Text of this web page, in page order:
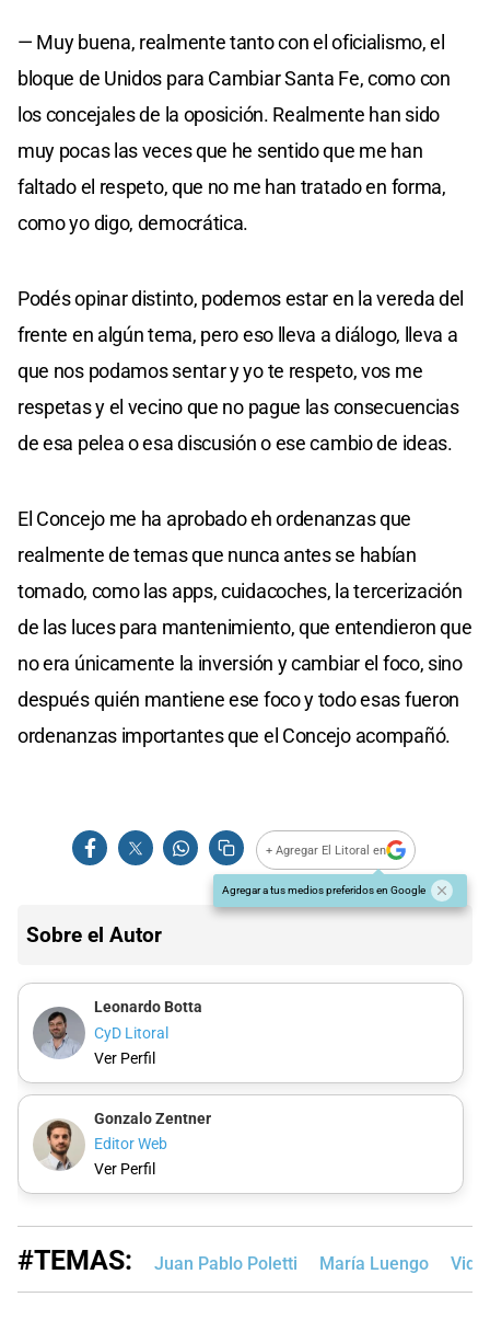
— Muy buena, realmente tanto con el oficialismo, el
bloque de Unidos para Cambiar Santa Fe, como con
los concejales de la oposición. Realmente han sido
muy pocas las veces que he sentido que me han
faltado el respeto, que no me han tratado en forma,
como yo digo, democrática.
Podés opinar distinto, podemos estar en la vereda del
frente en algún tema, pero eso lleva a diálogo, lleva a
que nos podamos sentar y yo te respeto, vos me
respetas y el vecino que no pague las consecuencias
de esa pelea o esa discusión o ese cambio de ideas.
El Concejo me ha aprobado eh ordenanzas que
realmente de temas que nunca antes se habían
tomado, como las apps, cuidacoches, la tercerización
de las luces para mantenimiento, que entendieron que
no era únicamente la inversión y cambiar el foco, sino
después quién mantiene ese foco y todo esas fueron
ordenanzas importantes que el Concejo acompañó.
+ Agregar El Litoral en
Agregar a tus medios preferidos en Google
Sobre el Autor
Leonardo Botta
CyD Litoral
Ver Perfil
Gonzalo Zentner
Editor Web
Ver Perfil
#TEMAS: Juan Pablo Poletti María Luengo